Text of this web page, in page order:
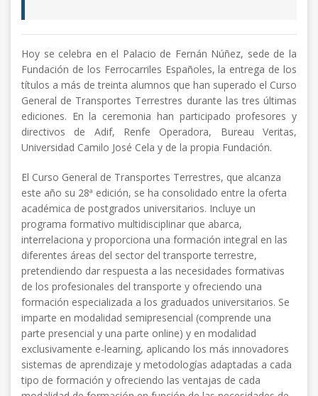
Hoy se celebra en el Palacio de Fernán Núñez, sede de la
Fundación de los Ferrocarriles Españoles, la entrega de los
títulos a más de treinta alumnos que han superado el Curso
General de Transportes Terrestres durante las tres últimas
ediciones. En la ceremonia han participado profesores y
directivos de Adif, Renfe Operadora, Bureau Veritas,
Universidad Camilo José Cela y de la propia Fundación.
El Curso General de Transportes Terrestres, que alcanza
este año su 28ª edición, se ha consolidado entre la oferta
académica de postgrados universitarios. Incluye un
programa formativo multidisciplinar que abarca,
interrelaciona y proporciona una formación integral en las
diferentes áreas del sector del transporte terrestre,
pretendiendo dar respuesta a las necesidades formativas
de los profesionales del transporte y ofreciendo una
formación especializada a los graduados universitarios. Se
imparte en modalidad semipresencial (comprende una
parte presencial y una parte online) y en modalidad
exclusivamente e-learning, aplicando los más innovadores
sistemas de aprendizaje y metodologías adaptadas a cada
tipo de formación y ofreciendo las ventajas de cada